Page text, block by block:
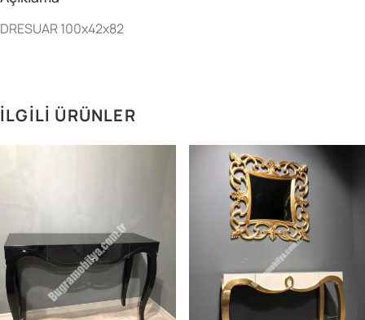
DRESUAR 100x42x82
İLGILI ÜRÜNLER